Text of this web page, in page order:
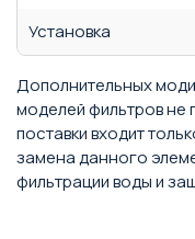
Установка
Дополнительных
моделей фильтров не
поставки входит
замена данного
фильтрации воды и